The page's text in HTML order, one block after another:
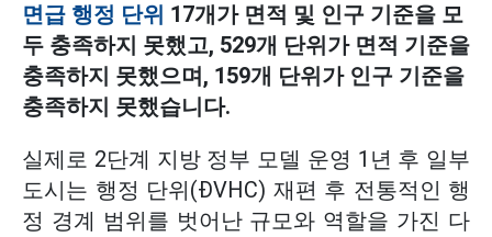
면급 행정 단위 17개가 면적 및 인구 기준을 모
두 충족하지 못했고, 529개 단위가 면적 기준을
충족하지 못했으며, 159개 단위가 인구 기준을
충족하지 못했습니다.
실제로 2단계 지방 정부 모델 운영 1년 후 일부
도시는 행정 단위(ĐVHC) 재편 후 전통적인 행
정 경계 범위를 벗어난 규모와 역할을 가진 다